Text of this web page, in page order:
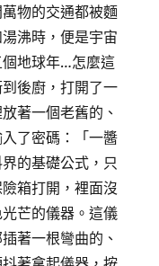
物的交通都被麵
沸時，便是宇宙
地球年…怎麼這
後廚，打開了一
著一個老舊的、
了密碼：「一醬
的基礎公式，只
箱打開，裡面沒
芒的儀器。這儀
著一根彎曲的、